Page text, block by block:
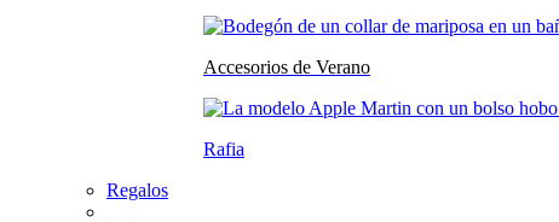
Accesorios de Verano
Rafia
Regalos